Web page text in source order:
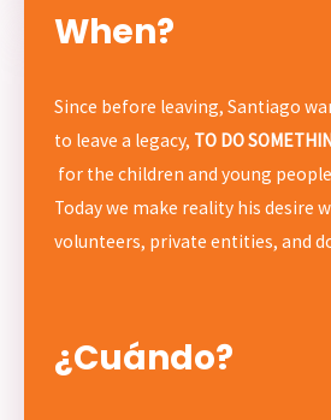
When?
Since before leaving, Santiago
to leave a legacy, TO DO
for the children and young
Today we make reality his desire
volunteers, private entities, and
¿Cuándo?